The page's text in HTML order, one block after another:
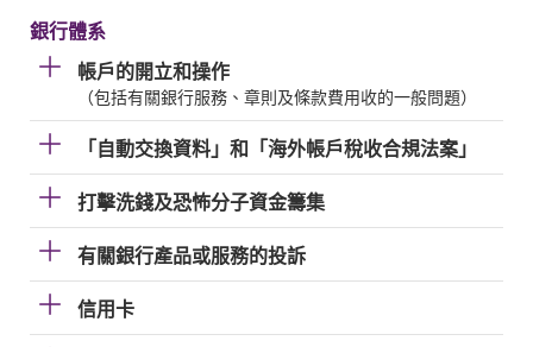
銀行體系
帳戶的開立和操作
（包括有關銀行服務、章則及條款費用收的一般問題）
「自動交換資料」和「海外帳戶稅收合規法案」
打擊洗錢及恐怖分子資金籌集
有關銀行產品或服務的投訴
信用卡